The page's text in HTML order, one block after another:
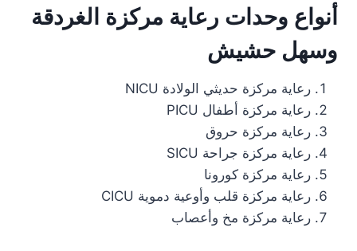
أنواع وحدات رعاية مركزة الغردقة
وسهل حشيش
رعاية مركزة حديثي الولادة NICU
رعاية مركزة أطفال PICU
رعاية مركزة حروق
رعاية مركزة جراحة SICU
رعاية مركزة كورونا
رعاية مركزة قلب وأوعية دموية CICU
رعاية مركزة مخ وأعصاب